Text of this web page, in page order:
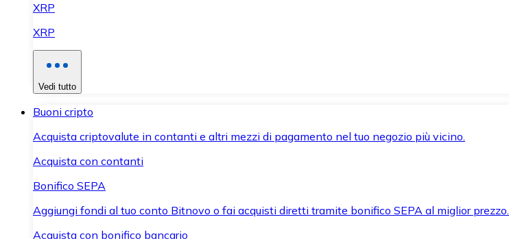
XRP
XRP
Vedi tutto
Buoni cripto
Acquista criptovalute in contanti e altri mezzi di pagamento nel tuo negozio più vicino.
Acquista con contanti
Bonifico SEPA
Aggiungi fondi al tuo conto Bitnovo o fai acquisti diretti tramite bonifico SEPA al miglior prezzo.
Acquista con bonifico bancario